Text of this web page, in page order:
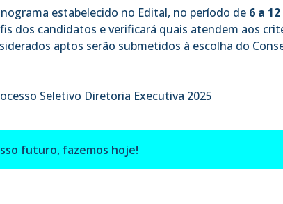
estabelecido no Edital, no período de 6 a
dos candidatos e verificará quais atendem aos
aptos serão submetidos à escolha do
Seletivo Diretoria Executiva 2025
futuro, fazemos hoje!